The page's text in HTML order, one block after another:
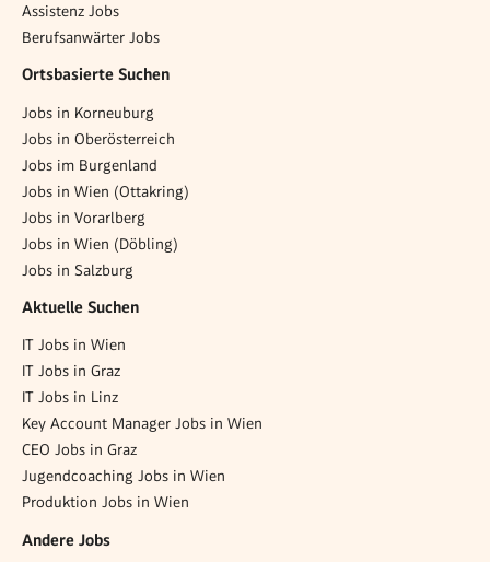
Assistenz Jobs
Berufsanwärter Jobs
Ortsbasierte Suchen
Jobs in Korneuburg
Jobs in Oberösterreich
Jobs im Burgenland
Jobs in Wien (Ottakring)
Jobs in Vorarlberg
Jobs in Wien (Döbling)
Jobs in Salzburg
Aktuelle Suchen
IT Jobs in Wien
IT Jobs in Graz
IT Jobs in Linz
Key Account Manager Jobs in Wien
CEO Jobs in Graz
Jugendcoaching Jobs in Wien
Produktion Jobs in Wien
Andere Jobs